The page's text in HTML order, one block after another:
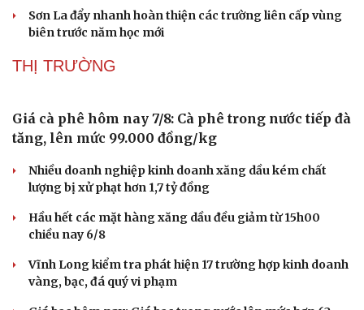
nhân dân cung cấp
nhận "Thôn số"
không rõ nguồn gốc
Xác minh làm rõ video bảo mẫu đánh, bắn dây thun vào
Sơn La đẩy nhanh hoàn thiện các trường liên cấp vùng
THỊ TRƯỜNG